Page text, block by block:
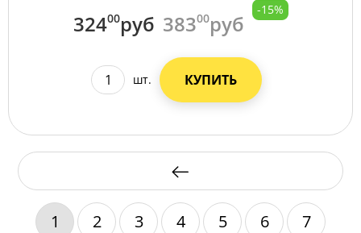
32400руб 38300руб
-15%
шт. КУПИТЬ
1 2 3 4 5 6 7